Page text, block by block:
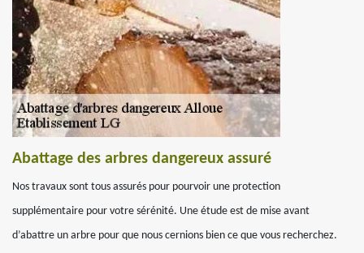
Abattage des arbres dangereux assuré
Nos travaux sont tous assurés pour pourvoir une protection
supplémentaire pour votre sérénité. Une étude est de mise avant
d’abattre un arbre pour que nous cernions bien ce que vous recherchez.